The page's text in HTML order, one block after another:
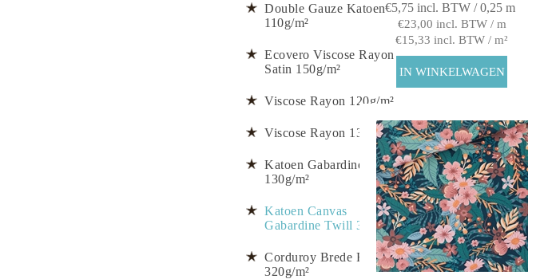
€5,75 incl. BTW / 0,25 m
€23,00 incl. BTW / m
€15,33 incl. BTW / m²
Double Gauze Katoen
110g/m²
Ecovero Viscose Rayon
Satin 150g/m²
Viscose Rayon 120g/m²
Viscose Rayon 135g/m²
Katoen Gabardine Twill
130g/m²
Katoen Canvas
Gabardine Twill 310g/m²
Corduroy Brede Rib
320g/m²